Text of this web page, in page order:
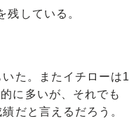
している。
た。またイチローは1
に多いが、それでも
だと言えるだろう。